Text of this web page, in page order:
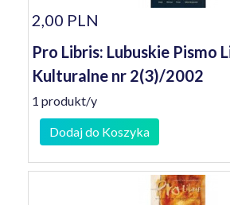
2,00 PLN
Pro Libris: Lubuskie Pismo
Kulturalne nr 2(3)/2002
1 produkt/y
Dodaj do Koszyka